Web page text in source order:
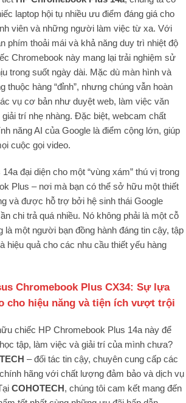
laptop hội tụ nhiều ưu điểm đáng giá cho
viên và những người làm việc từ xa. Với
phím thoải mái và khả năng duy trì nhiệt độ
Chromebook này mang lại trải nghiệm sử
trong suốt ngày dài. Mặc dù màn hình và
thuộc hàng “đỉnh”, nhưng chúng vẫn hoàn
vụ cơ bản như duyệt web, làm việc văn
giải trí nhẹ nhàng. Đặc biệt, webcam chất
năng AI của Google là điểm cộng lớn, giúp
cuộc gọi video.
đại diện cho một “vùng xám” thú vị trong
Plus – nơi mà bạn có thể sở hữu một thiết
và được hỗ trợ bởi hệ sinh thái Google
chi trả quá nhiều. Nó không phải là một cỗ
là một người bạn đồng hành đáng tin cậy, tập
hiệu quả cho các nhu cầu thiết yếu hàng
Chromebook Plus CX34: Sự lựa
cho hiệu năng và tiện ích vượt trội
chiếc HP Chromebook Plus 14a này để
tập, làm việc và giải trí của mình chưa?
– đối tác tin cậy, chuyên cung cấp các
hãng với chất lượng đảm bảo và dịch vụ
COHOTECH, chúng tôi cam kết mang đến